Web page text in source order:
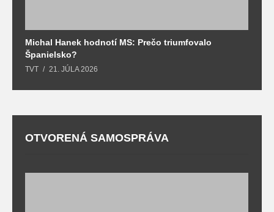
Michal Hanek hodnotí MS: Prečo triumfovalo
Španielsko?
TVT 21. JÚLA 2026
OTVORENÁ SAMOSPRÁVA